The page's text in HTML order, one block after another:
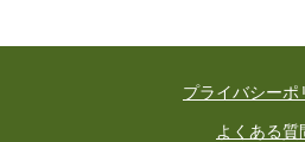
プライバシーポ
よくある質